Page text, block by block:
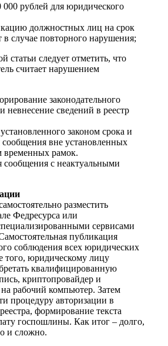
рублей для юридического
должностных лиц на срок
в случае повторного нарушения;
статьи следует отметить, что
считает нарушением
законодательного
невнесение сведений в реестр
законом срока и
вне установленных
временных рамок.
сообщения с неактуальными
разместить
Федресурса или
сервисами
публикация
соблюдения всех юридических
того, юридическому лицу
квалифицированную
криптопровайдер и
на рабочий компьютер. Затем
процедуру авторизации в
формирование текста
госпошлины. Как итог – долго,
и сложно.